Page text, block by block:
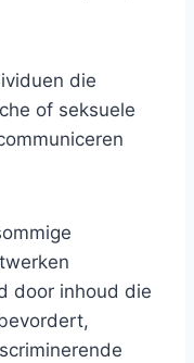
die
of seksuele
door inhoud die